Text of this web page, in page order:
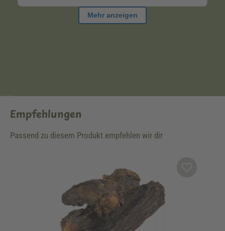
Empfehlungen
Passend zu diesem Produkt empfehlen wir dir